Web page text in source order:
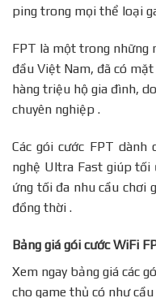
ping trong mọi thể loại
FPT là một trong những
đầu Việt Nam, đã có
hàng triệu hộ gia đình,
chuyên nghiệp .
Các gói cước FPT
nghệ Ultra Fast giúp tối
ứng tối đa nhu cầu chơi
đồng thời .
Bảng giá gói cước WiFi
Xem ngay bảng giá các
cho game thủ có như